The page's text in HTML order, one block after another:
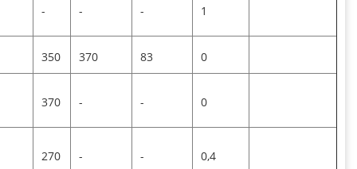
- - - 1
350 370 83 0
370 - - 0
270 - - 0,4